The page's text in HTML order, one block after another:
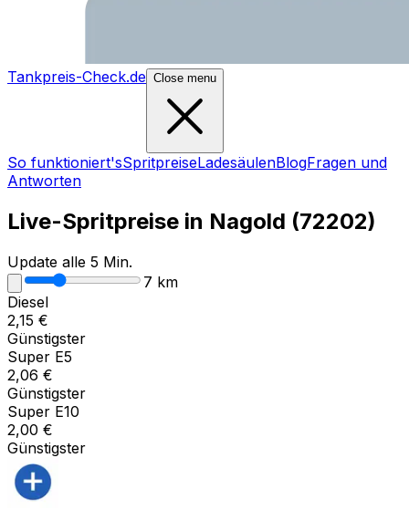
Tankpreis-Check.de Close menu
So funktioniert'sSpritpreiseLadesäulenBlogFragen und
Antworten
Live-Spritpreise in Nagold (72202)
Update alle 5 Min.
7 km
Diesel
2,15 €
Günstigster
Super E5
2,06 €
Günstigster
Super E10
2,00 €
Günstigster